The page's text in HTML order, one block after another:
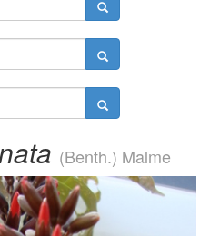
(Benth.) Malme